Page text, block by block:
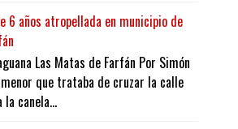
6 años atropellada en municipio de
Las Matas de Farfán Por Simón
que trataba de cruzar la calle
canela...